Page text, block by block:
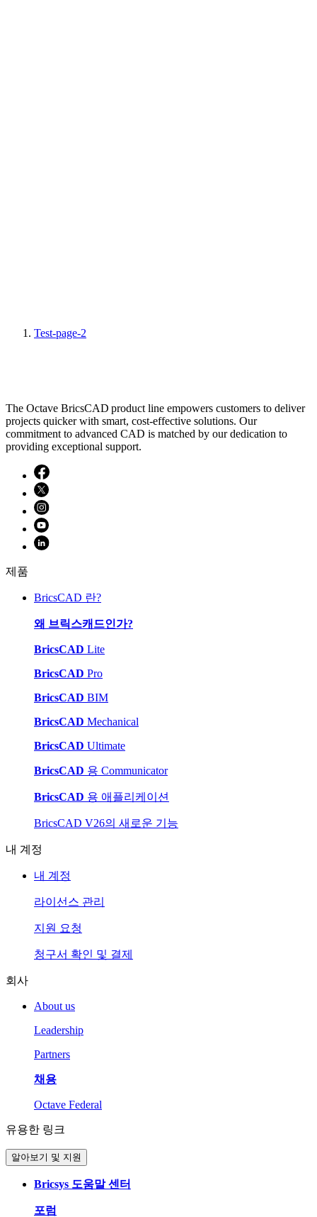
Test-page-2
The Octave BricsCAD product line empowers customers to deliver
projects quicker with smart, cost-effective solutions. Our
commitment to advanced CAD is matched by our dedication to
providing exceptional support.
제품
BricsCAD 란?
왜 브릭스캐드인가?
BricsCAD Lite
BricsCAD Pro
BricsCAD BIM
BricsCAD Mechanical
BricsCAD Ultimate
BricsCAD 용 Communicator
BricsCAD 용 애플리케이션
BricsCAD V26의 새로운 기능
내 계정
내 계정
라이선스 관리
지원 요청
청구서 확인 및 결제
회사
About us
Leadership
Partners
채용
Octave Federal
유용한 링크
알아보기 및 지원
Bricsys 도움말 센터
포럼